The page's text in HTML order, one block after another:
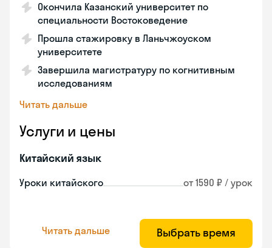
Окончила Казанский университет по
специальности Востоковедение
Прошла стажировку в Ланьчжоуском
университете
Завершила магистратуру по когнитивным
исследованиям
Читать дальше
Услуги и цены
Китайский язык
Уроки китайского от 1590 ₽ / урок
Читать дальше Выбрать время